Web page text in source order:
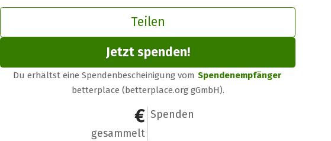
Teilen
Jetzt spenden!
Du erhältst eine Spendenbescheinigung vom Spendenempfänger
betterplace (betterplace.org gGmbH).
1.300 €
gesammelt
9
Spenden